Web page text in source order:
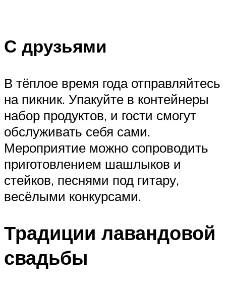
С друзьями
В тёплое время года отправляйтесь
на пикник. Упакуйте в контейнеры
набор продуктов, и гости смогут
обслуживать себя сами.
Мероприятие можно сопроводить
приготовлением шашлыков и
стейков, песнями под гитару,
весёлыми конкурсами.
Традиции лавандовой
свадьбы